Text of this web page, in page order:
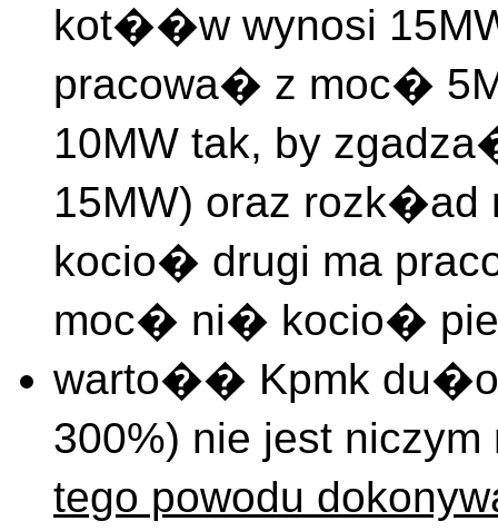
kot��w wynosi
pracowa� z moc�
10MW tak, by
15MW) oraz
kocio� drugi ma
moc� ni� kocio�
warto�� Kpmk
300%) nie jest
tego powodu